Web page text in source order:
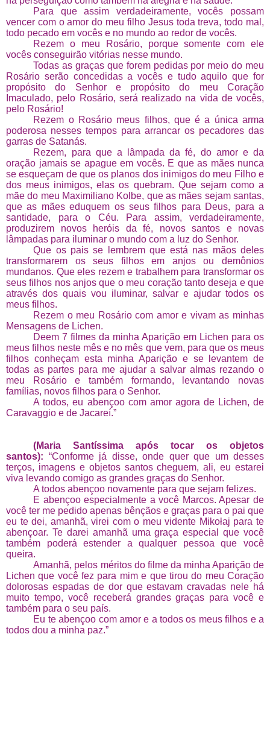
Para que assim verdadeiramente, vocês possam
vencer com o amor do meu filho Jesus toda treva, todo mal,
todo pecado em vocês e no mundo ao redor de vocês.
Rezem o meu Rosário, porque somente com ele
vocês conseguirão vitórias nesse mundo.
Todas as graças que forem pedidas por meio do meu
Rosário serão concedidas a vocês e tudo aquilo que for
propósito do Senhor e propósito do meu Coração
Imaculado, pelo Rosário, será realizado na vida de vocês,
pelo Rosário!
Rezem o Rosário meus filhos, que é a única arma
poderosa nesses tempos para arrancar os pecadores das
garras de Satanás.
Rezem, para que a lâmpada da fé, do amor e da
oração jamais se apague em vocês. E que as mães nunca
se esqueçam de que os planos dos inimigos do meu Filho e
dos meus inimigos, elas os quebram. Que sejam como a
mãe do meu Maximiliano Kolbe, que as mães sejam santas,
que as mães eduquem os seus filhos para Deus, para a
santidade, para o Céu. Para assim, verdadeiramente,
produzirem novos heróis da fé, novos santos e novas
lâmpadas para iluminar o mundo com a luz do Senhor.
Que os pais se lembrem que está nas mãos deles
transformarem os seus filhos em anjos ou demônios
mundanos. Que eles rezem e trabalhem para transformar os
seus filhos nos anjos que o meu coração tanto deseja e que
através dos quais vou iluminar, salvar e ajudar todos os
meus filhos.
Rezem o meu Rosário com amor e vivam as minhas
Mensagens de Lichen.
Deem 7 filmes da minha Aparição em Lichen para os
meus filhos neste mês e no mês que vem, para que os meus
filhos conheçam esta minha Aparição e se levantem de
todas as partes para me ajudar a salvar almas rezando o
meu Rosário e também formando, levantando novas
famílias, novos filhos para o Senhor.
A todos, eu abençoo com amor agora de Lichen, de
Caravaggio e de Jacareí.”
(Maria Santíssima após tocar os objetos
santos): “Conforme já disse, onde quer que um desses
terços, imagens e objetos santos cheguem, ali, eu estarei
viva levando comigo as grandes graças do Senhor.
A todos abençoo novamente para que sejam felizes.
E abençoo especialmente a você Marcos. Apesar de
você ter me pedido apenas bênçãos e graças para o pai que
eu te dei, amanhã, virei com o meu vidente Mikołaj para te
abençoar. Te darei amanhã uma graça especial que você
também poderá estender a qualquer pessoa que você
queira.
Amanhã, pelos méritos do filme da minha Aparição de
Lichen que você fez para mim e que tirou do meu Coração
dolorosas espadas de dor que estavam cravadas nele há
muito tempo, você receberá grandes graças para você e
também para o seu país.
Eu te abençoo com amor e a todos os meus filhos e a
todos dou a minha paz.”